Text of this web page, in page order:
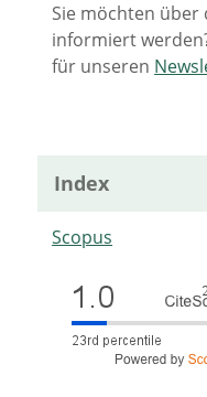
Sie möchten über
informiert
für unseren
Index
Scopus